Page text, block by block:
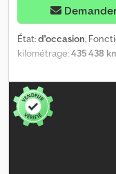
État:d'occasion,
kilométrage:435 438
8 088 kg,
couleur:
d'émission:
cylindres: